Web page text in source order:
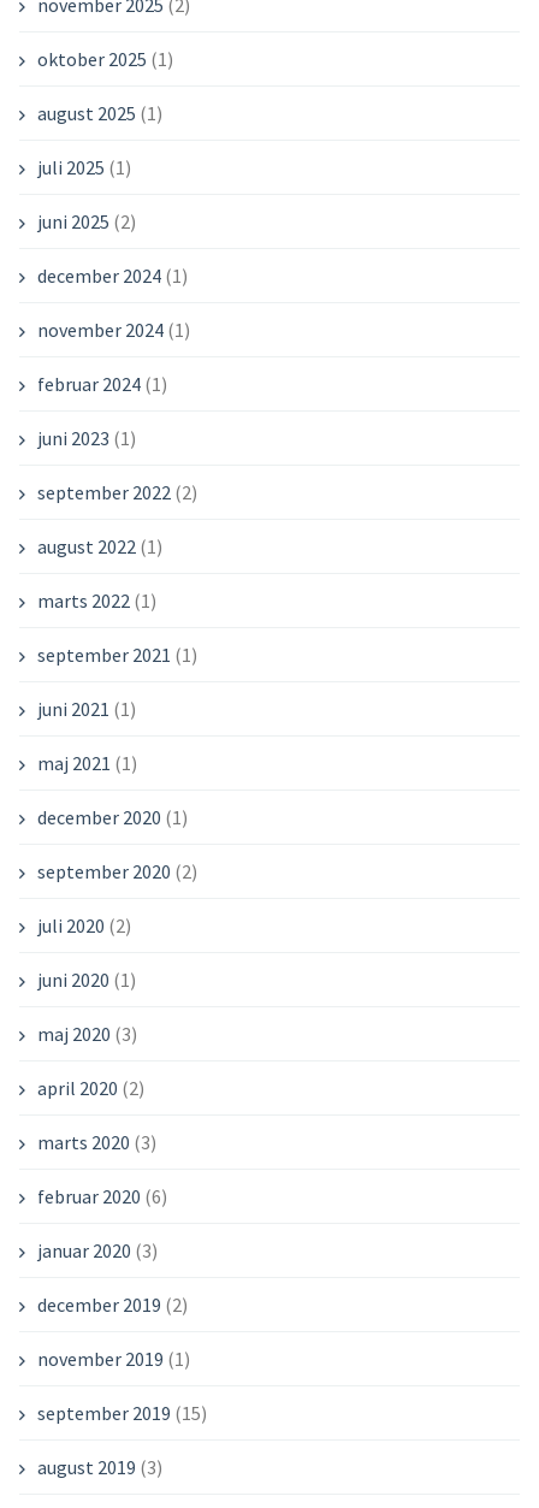
november 2025 (2)
oktober 2025 (1)
august 2025 (1)
juli 2025 (1)
juni 2025 (2)
december 2024(1)
november 2024(1)
februar 2024(1)
juni 2023 (1)
september 2022(2)
august 2022(1)
marts 2022(1)
september 2021 (1)
juni 2021 (1)
maj 2021 (1)
december 2020 (1)
september 2020 (2)
juli 2020 (2)
juni 2020 (1)
maj 2020 (3)
april 2020 (2)
marts 2020 (3)
februar 2020 (6)
januar 2020 (3)
december 2019 (2)
november 2019 (1)
september 2019 (15)
august 2019 (3)